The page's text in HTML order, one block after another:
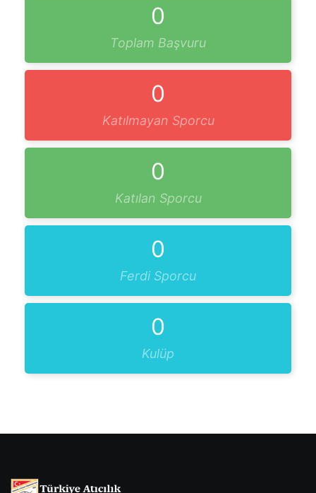
0
Toplam Başvuru
0
Katılmayan Sporcu
0
Katılan Sporcu
0
Ferdi Sporcu
0
Kulüp